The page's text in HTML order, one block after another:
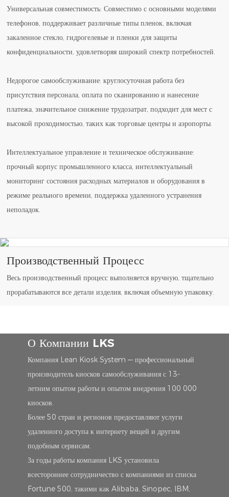
Универсальная совместимость: Совместимо с основными моделями
телефонов, поддерживает различные типы пленок, включая
закаленное стекло, гидрогелевые и пленки для защиты
конфиденциальности, удовлетворяя широкий спектр потребностей.
Недорогое самообслуживание: круглосуточная работа без
присутствия персонала, оплата по сканированию и нанесение
платежа, значительное снижение трудозатрат, подходит для мест с
высокой проходимостью, таких как торговые центры и аэропорты.
Интеллектуальное управление и техническое обслуживание:
прочный корпус промышленного класса, интеллектуальный
мониторинг состояния расходных материалов и оборудования в
режиме реального времени, поддержка удаленного устранения
неполадок.
Производственный Процесс
Весь производственный процесс выполняется вручную, тщательно
прорабатываются все детали изделия, включая объемную упаковку.
О Компании LKS
Компания Lean Kiosk System — профессиональный
производитель киосков самообслуживания с 13-
летним опытом работы и опытом внедрения 100 000
киосков.
Более 50 стран и регионов предоставляют услуги
удаленного доступа к интернету вещей и другим
подобным сервисам.
За годы работы компания LKS установила
всестороннее сотрудничество с компаниями из списка
Fortune 500, такими как Alibaba, Sinopec, IBM,